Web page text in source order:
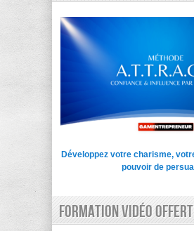
Développez votre charisme,
pouvoir de
Formation vidéo